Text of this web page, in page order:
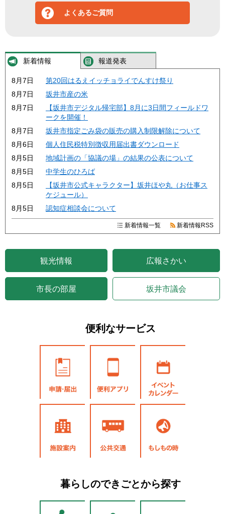
よくあるご質問
新着情報 報道発表
8月7日
第20回はるえイッチョライでんすけ祭り
8月7日
坂井市産の米
8月7日
【坂井市デジタル帰宅部】8月に3日間フィールドワ
ークを開催！
8月7日
坂井市指定ごみ袋の販売の購入制限解除について
8月6日
個人住民税特別徴収用届出書ダウンロード
8月5日
地域計画の「協議の場」の結果の公表について
8月5日
中学生のひろば
8月5日
【坂井市公式キャラクター】坂井ほや丸（お仕事ス
ケジュール）
8月5日
認知症相談会について
新着情報一覧 新着情報RSS
観光情報 広報さかい
市長の部屋 坂井市議会
便利なサービス
暮らしのできごとから探す